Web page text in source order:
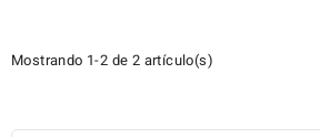
Mostrando 1-2 de 2 artículo(s)